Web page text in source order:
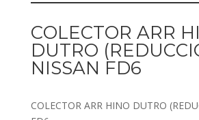
COLECTOR ARR
DUTRO
NISSAN FD6
COLECTOR ARR HINO DUTRO